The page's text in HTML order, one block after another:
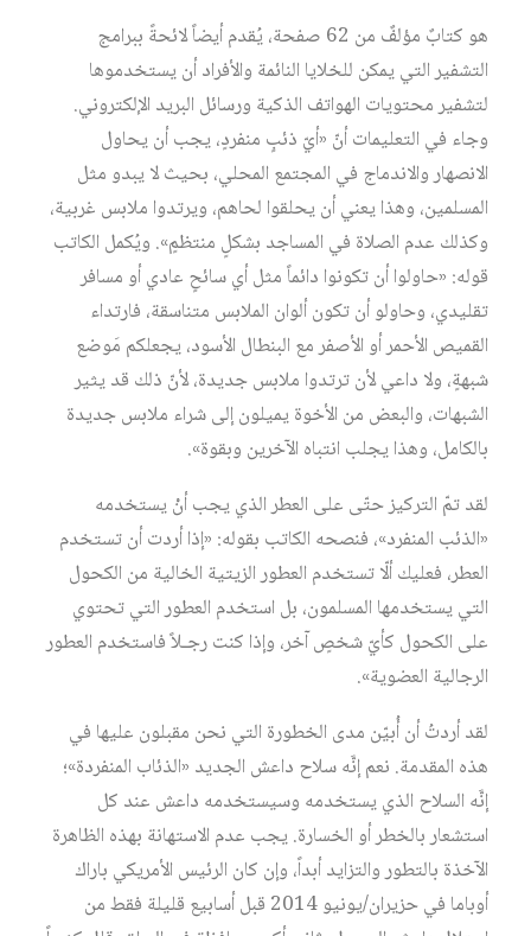
هو كتابٌ مؤلفٌ من 62 صفحة، يُقدم أيضاً لائحةً ببرامج
التشفير التي يمكن للخلايا النائمة والأفراد أن يستخدموها
لتشفير محتويات الهواتف الذكية ورسائل البريد الإلكتروني.
وجاء في التعليمات أنّ «أيّ ذئبٍ منفردٍ، يجب أن يحاول
الانصهار والاندماج في المجتمع المحلي، بحيث لا يبدو مثل
المسلمين، وهذا يعني أن يحلقوا لحاهم، ويرتدوا ملابس غربية،
وكذلك عدم الصلاة في المساجد بشكلٍ منتظمٍ». ويُكمل الكاتب
قوله: «حاولوا أن تكونوا دائماً مثل أي سائحٍ عادي أو مسافر
تقليدي، وحاولو أن تكون ألوان الملابس متناسقة، فارتداء
القميص الأحمر أو الأصفر مع البنطال الأسود، يجعلكم مَوضع
شبهةٍ، ولا داعي لأن ترتدوا ملابس جديدة، لأنّ ذلك قد يثير
الشبهات، والبعض من الأخوة يميلون إلى شراء ملابس جديدة
بالكامل، وهذا يجلب انتباه الآخرين وبقوة».
لقد تمّ التركيز حتّى على العطر الذي يجب أنْ يستخدمه
«الذئب المنفرد»، فنصحه الكاتب بقوله: «إذا أردت أن تستخدم
العطر، فعليك ألّا تستخدم العطور الزيتية الخالية من الكحول
التي يستخدمها المسلمون، بل استخدم العطور التي تحتوي
على الكحول كأيّ شخصٍ آخر، وإذا كنت رجـلاً فاستخدم العطور
الرجالية العضوية».
لقد أردتُ أن أُبيّن مدى الخطورة التي نحن مقبلون عليها في
هذه المقدمة. نعم إنَّه سلاح داعش الجديد «الذئاب المنفردة»؛
إنَّه السلاح الذي يستخدمه وسيستخدمه داعش عند كل
استشعار بالخطر أو الخسارة. يجب عدم الاستهانة بهذه الظاهرة
الآخذة بالتطور والتزايد أبداً، وإن كان الرئيس الأمريكي باراك
أوباما في حزيران/يونيو 2014 قبل أسابيع قليلة فقط من